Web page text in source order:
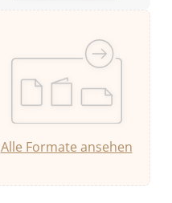
Alle Formate ansehen